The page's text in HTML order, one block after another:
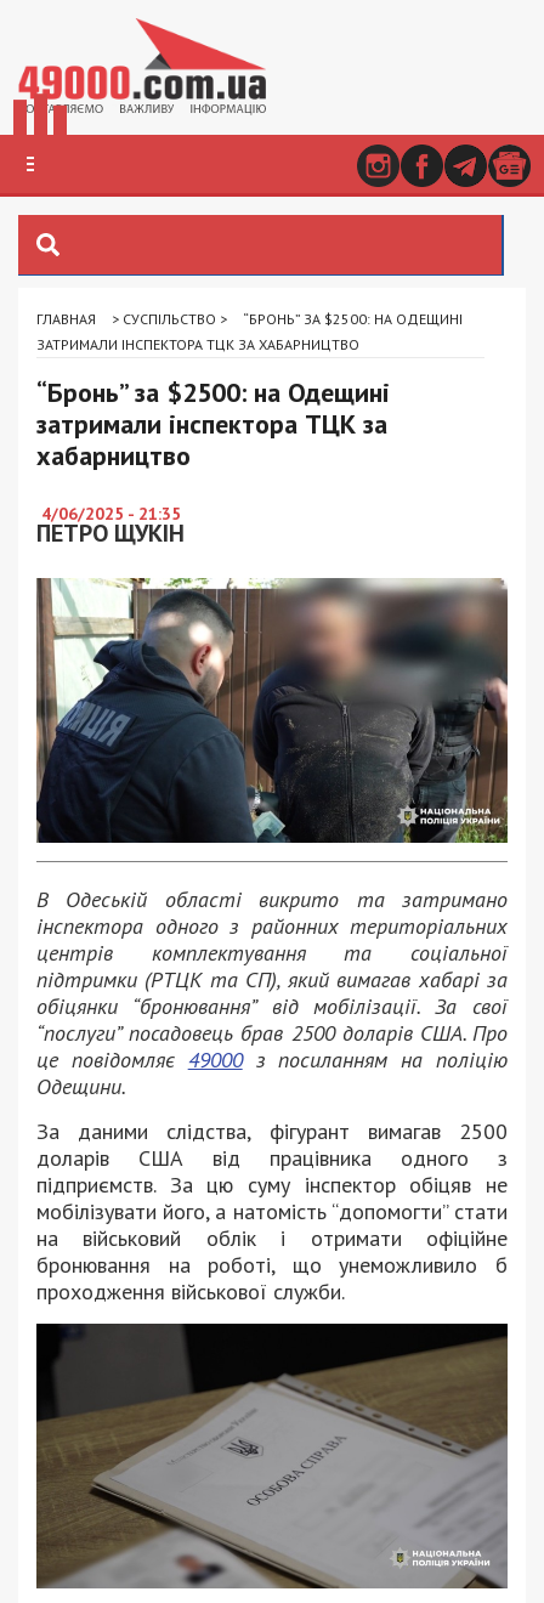
ГЛАВНАЯ > СУСПІЛЬСТВО >
“БРОНЬ” ЗА $2500: НА ОДЕЩИНІ
ЗАТРИМАЛИ ІНСПЕКТОРА ТЦК ЗА ХАБАРНИЦТВО
“Бронь” за $2500: на Одещині
затримали інспектора ТЦК за
хабарництво
4/06/2025 - 21:35
ПЕТРО ЩУКІН
В Одеській області викрито та затримано
інспектора одного з районних територіальних
центрів комплектування та соціальної
підтримки (РТЦК та СП), який вимагав хабарі за
обіцянки “бронювання” від мобілізації. За свої
“послуги” посадовець брав 2500 доларів США. Про
це повідомляє 49000з посиланням на поліцію
Одещини.
За даними слідства, фігурант вимагав 2500
доларів США від працівника одного з
підприємств. За цю суму інспектор обіцяв не
мобілізувати його, а натомість “допомогти” стати
на військовий облік і отримати офіційне
бронювання на роботі, що унеможливило б
проходження військової служби.